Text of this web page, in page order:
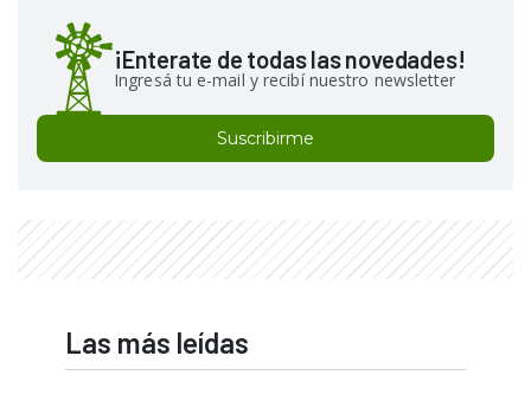
¡Enterate de todas las novedades!
Ingresá tu e-mail y recibí nuestro newsletter
Suscribirme
Las más leídas